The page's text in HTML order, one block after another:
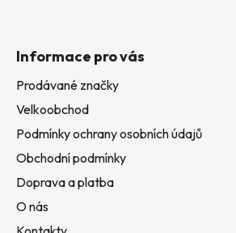
Informace pro vás
Prodávané značky
Velkoobchod
Podmínky ochrany osobních údajů
Obchodní podmínky
Doprava a platba
O nás